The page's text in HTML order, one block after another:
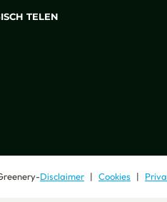
TELEN
-Disclaimer Cookies